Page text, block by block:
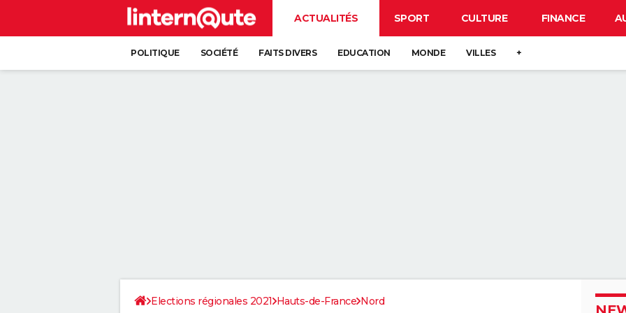
ACTUALITÉS SPORT CULTURE FINANCE
POLITIQUE SOCIÉTÉ FAITS DIVERS EDUCATION MONDE VILLES +
Elections régionales 2021 Hauts-de-France Nord